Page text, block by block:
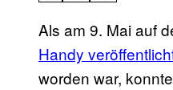
Als am 9. Mai auf
Handy
worden war,